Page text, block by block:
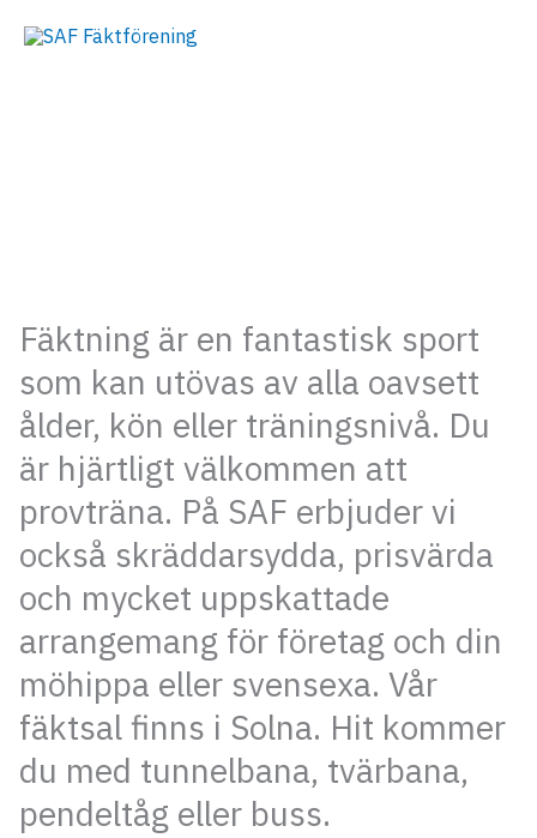
Fäktning är en fantastisk sport
som kan utövas av alla oavsett
ålder, kön eller träningsnivå. Du
är hjärtligt välkommen att
provträna. På SAF erbjuder vi
också skräddarsydda, prisvärda
och mycket uppskattade
arrangemang för företag och din
möhippa eller svensexa. Vår
fäktsal finns i Solna. Hit kommer
du med tunnelbana, tvärbana,
pendeltåg eller buss.